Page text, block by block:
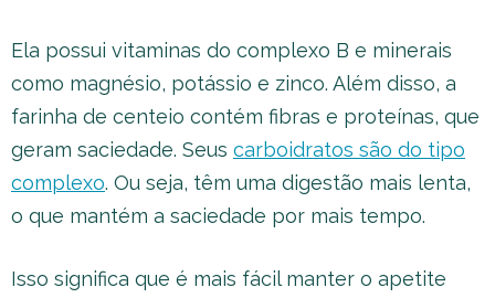
Ela possui vitaminas do complexo B e minerais
como magnésio, potássio e zinco. Além disso, a
farinha de centeio contém fibras e proteínas, que
geram saciedade. Seus carboidratos são do tipo
complexo. Ou seja, têm uma digestão mais lenta,
o que mantém a saciedade por mais tempo.
Isso significa que é mais fácil manter o apetite